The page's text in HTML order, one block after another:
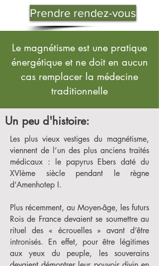
Prendre rendez-vous
Le magnétisme est une pratique
énergétique et ne doit en aucun
cas remplacer la médecine
traditionnelle
Un peu d'histoire:
Les plus vieux vestiges du magnétisme,
viennent de l’un des plus anciens traités
médicaux : le papyrus Ebers daté du
XVIème siècle pendant le règne
d’Amenhotep I.
Plus récemment, au Moyen-âge, les futurs
Rois de France devaient se soumettre au
rituel des « écrouelles » avant d’être
intronisés. En effet, pour être légitimes
aux yeux du peuple, les souverains